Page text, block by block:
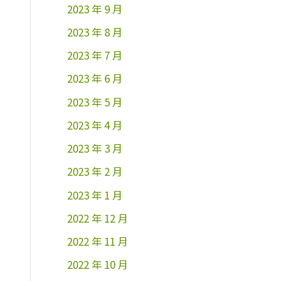
2023 年 9 月
2023 年 8 月
2023 年 7 月
2023 年 6 月
2023 年 5 月
2023 年 4 月
2023 年 3 月
2023 年 2 月
2023 年 1 月
2022 年 12 月
2022 年 11 月
2022 年 10 月